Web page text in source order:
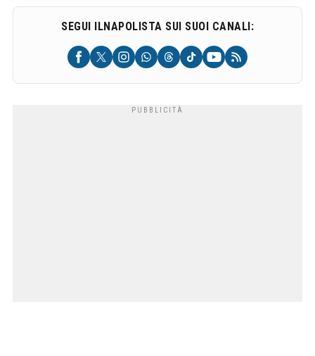
SEGUI ILNAPOLISTA SUI SUOI CANALI: